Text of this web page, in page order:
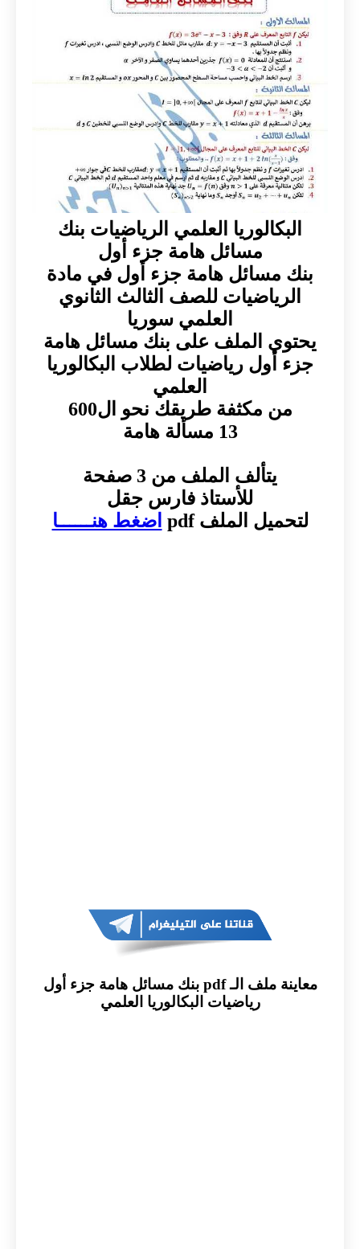
البكالوريا العلمي الرياضيات بنك
مسائل هامة جزء أول
بنك مسائل هامة جزء أول في مادة
الرياضيات للصف الثالث الثانوي
العلمي سوريا
يحتوي الملف على بنك مسائل هامة
جزء أول رياضيات لطلاب البكالوريا
العلمي
من مكثفة طريقك نحو ال600
13 مسألة هامة
يتألف الملف من 3 صفحة
للأستاذ فارس جقل
لتحميل الملف pdf
اضغط هنــــــا
معاينة ملف الـ pdf بنك مسائل هامة جزء أول
رياضيات البكالوريا العلمي